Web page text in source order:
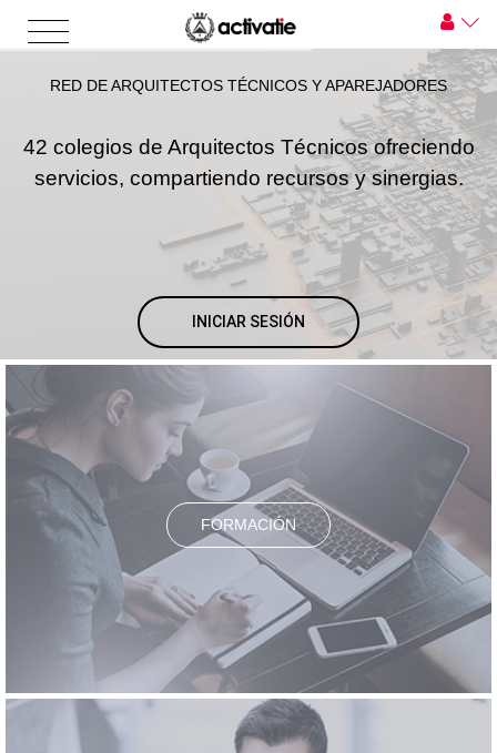
RED DE ARQUITECTOS TÉCNICOS Y APAREJADORES
42 colegios de Arquitectos Técnicos ofreciendo
servicios, compartiendo recursos y sinergias.
INICIAR SESIÓN
FORMACIÓN